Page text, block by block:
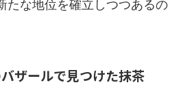
たな地位を確立しつつあるの
ザールで見つけた抹茶